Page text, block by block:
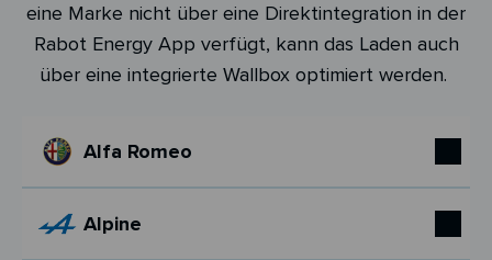
eine Marke nicht über eine Direktintegration in der
Rabot Energy App verfügt, kann das Laden auch
über eine integrierte Wallbox optimiert werden.
Alfa Romeo
Alpine